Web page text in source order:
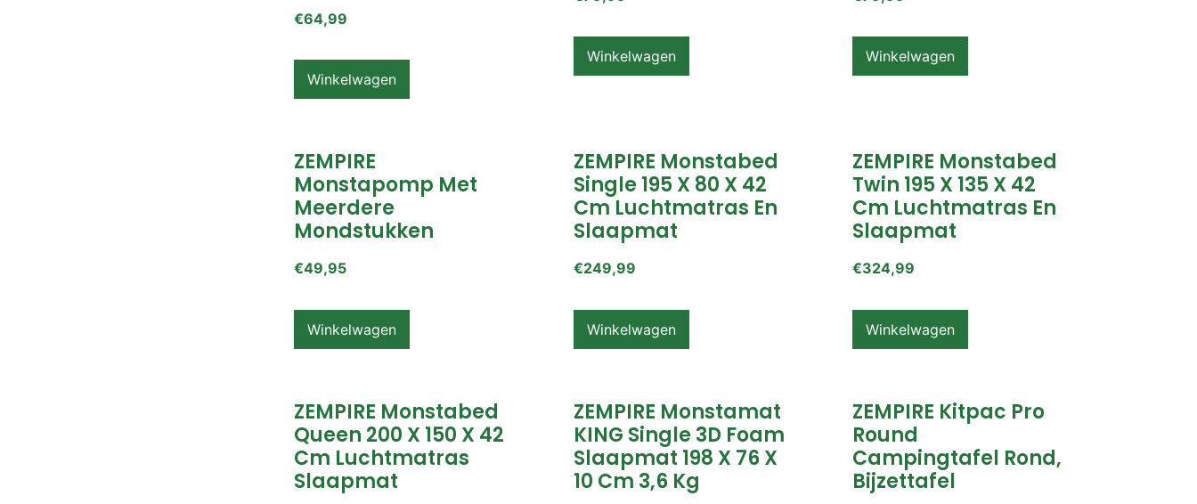
€64,99
Winkelwagen
Winkelwagen Winkelwagen
ZEMPIRE
Monstapomp Met
Meerdere
Mondstukken
€49,95
Winkelwagen
ZEMPIRE Monstabed
Single 195 X 80 X 42
Cm Luchtmatras En
Slaapmat
€249,99
Winkelwagen
ZEMPIRE Monstabed
Twin 195 X 135 X 42
Cm Luchtmatras En
Slaapmat
€324,99
Winkelwagen
ZEMPIRE Monstabed
Queen 200 X 150 X 42
Cm Luchtmatras
Slaapmat
ZEMPIRE Monstamat
KING Single 3D Foam
Slaapmat 198 X 76 X
10 Cm 3,6 Kg
ZEMPIRE Kitpac Pro
Round
Campingtafel Rond,
Bijzettafel